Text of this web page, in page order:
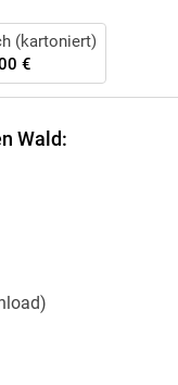
(kartoniert)
€
Wald: